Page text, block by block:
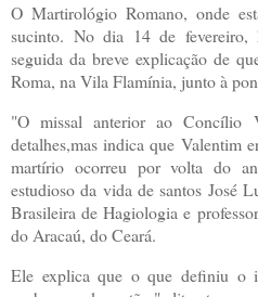
O Martirológio Romano, onde
sucinto. No dia 14 de
seguida da breve explicação de
Roma, na Vila Flamínia, junto à
"O missal anterior ao Concílio
detalhes,mas indica que Valentim
martírio ocorreu por volta do
estudioso da vida de santos José
Brasileira de Hagiologia e
do Aracaú, do Ceará.
Ele explica que o que definiu o